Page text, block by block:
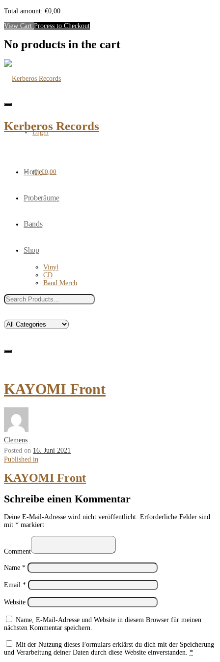
Close
Mini
Cart
Total amount: €0,00
View Cart Process to Checkout
No products in the cart
Kerberos Records
Toggle
Login
(0) €0,00
Home
Proberäume
Bands
Shop
Vinyl
CD
Band Merch
Search
Search
for:
Search
KAYOMI Front
Clemens
Posted on 16. Juni 2021
Beitragsnavigation
Published in
KAYOMI Front
Schreibe einen Kommentar
Deine E-Mail-Adresse wird nicht veröffentlicht. Erforderliche Felder sind
mit * markiert
Comment
Name *
Email *
Website
Name, E-Mail-Adresse und Website in diesem Browser für meinen
nächsten Kommentar speichern.
Mit der Nutzung dieses Formulars erklärst du dich mit der Speicherung
und Verarbeitung deiner Daten durch diese Website einverstanden. *